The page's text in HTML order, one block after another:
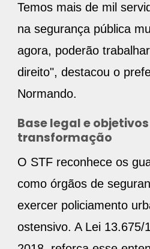
Temos mais de mil
na segurança pública
agora, poderão
direito", destacou o
Normando.
Base legal e
transformação
O STF reconhece os
como órgãos de
exercer policiamento
ostensivo. A Lei 13.675/